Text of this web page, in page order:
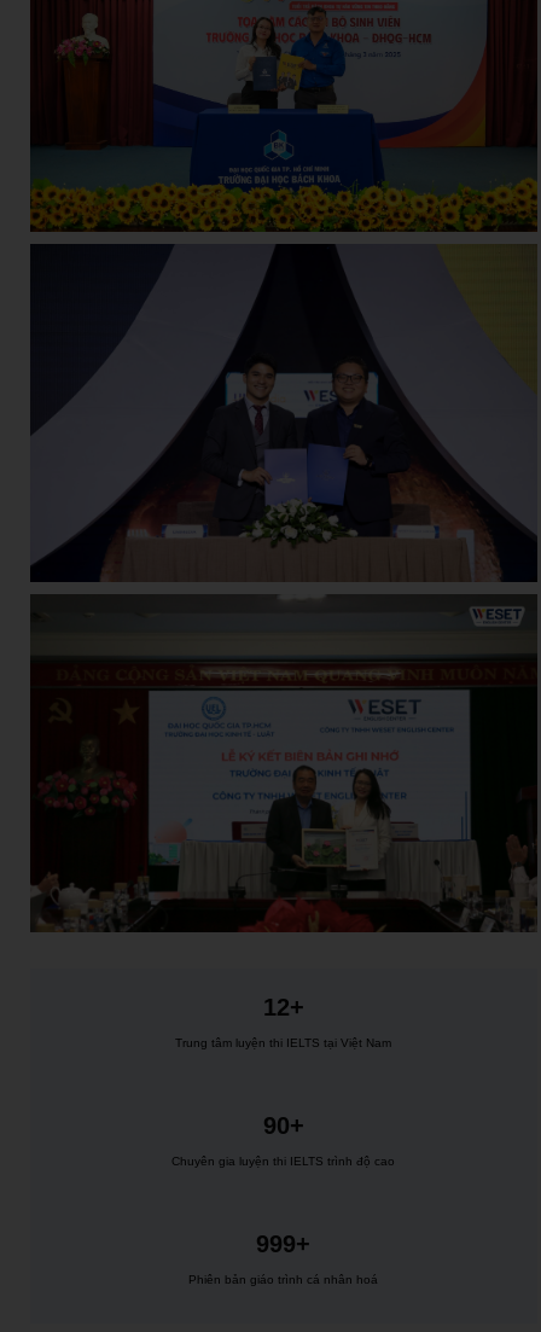
12+
Trung tâm luyện thi IELTS tại Việt Nam
90+
Chuyên gia luyện thi IELTS trình độ cao
999+
Phiên bản giáo trình cá nhân hoá